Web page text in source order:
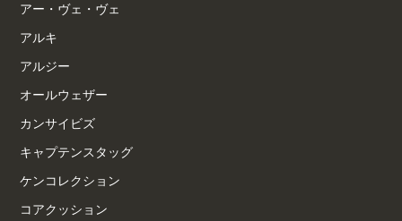
アー・ヴェ・ヴェ
アルキ
アルジー
オールウェザー
カンサイビズ
キャプテンスタッグ
ケンコレクション
コアクッション